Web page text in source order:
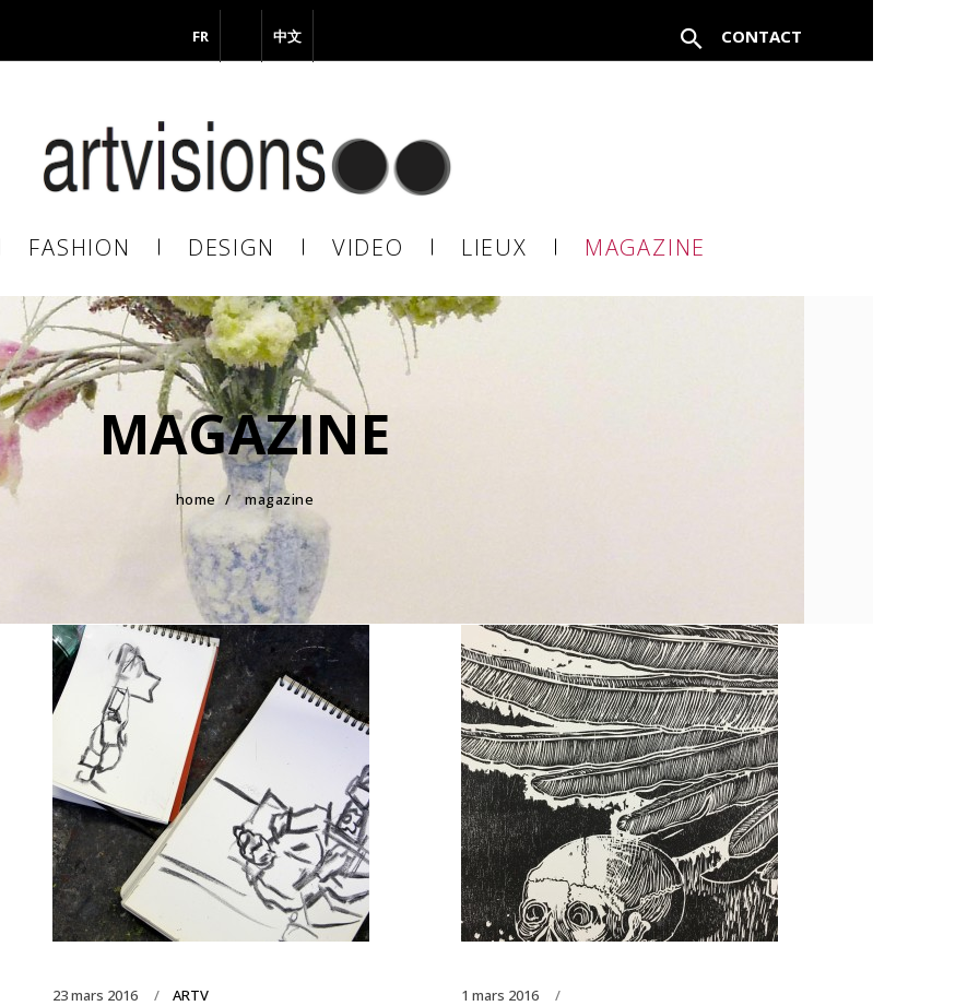
FR 中文 CONTACT
FASHION DESIGN VIDEO LIEUX MAGAZINE
MAGAZINE
home / magazine
23 mars 2016 ARTV
1 mars 2016
En continuant, vous acceptez de nous communiquer votre adresse
pour l’envoi de la Newsletter. En aucun cas elle ne sera transmise à un